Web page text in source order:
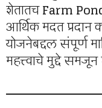
शेतातचFarm
आर्थिक मदत
योजनेबद्दल संपूर्ण
महत्त्वाचे मुद्दे